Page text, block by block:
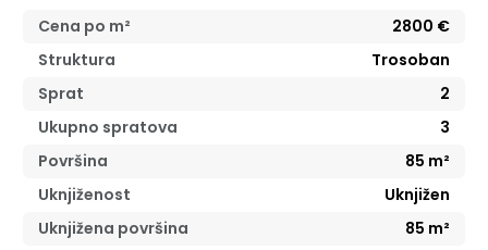
Cena po m² 2800 €
Struktura
Trosoban
Sprat
2
Ukupno spratova
3
Površina
85 m²
Uknjiženost
Uknjižen
Uknjižena površina
85 m²